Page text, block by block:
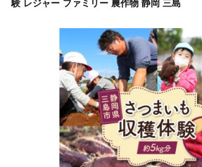
験 レジャー ファミリー 農作物 静岡 三島